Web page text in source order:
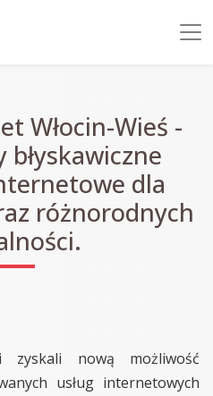
Włocin-Wieś -
dla
różnorodnych
zyskali nową możliwość
usług internetowych